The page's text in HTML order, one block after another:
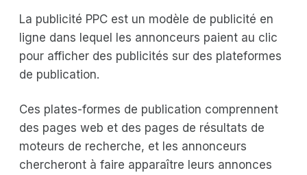
La publicité PPC est un modèle de publicité en
ligne dans lequel les annonceurs paient au clic
pour afficher des publicités sur des plateformes
de publication.
Ces plates-formes de publication comprennent
des pages web et des pages de résultats de
moteurs de recherche, et les annonceurs
chercheront à faire apparaître leurs annonces